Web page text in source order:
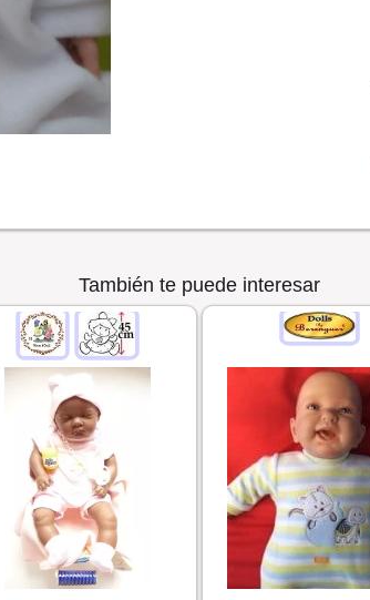
También te puede interesar